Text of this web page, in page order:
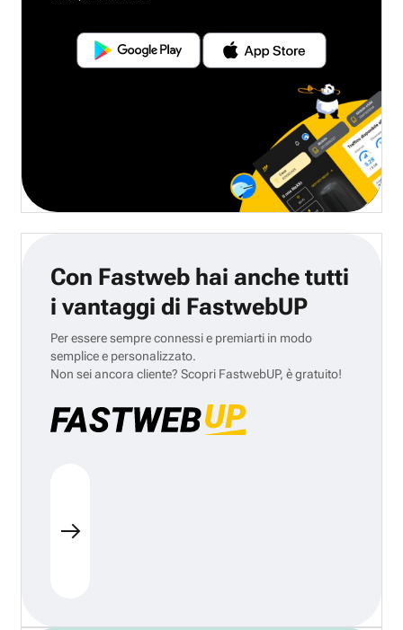
Con Fastweb hai anche tutti
i vantaggi di FastwebUP
Per essere sempre connessi e premiarti in modo
semplice e personalizzato.
Non sei ancora cliente? Scopri FastwebUP, è gratuito!